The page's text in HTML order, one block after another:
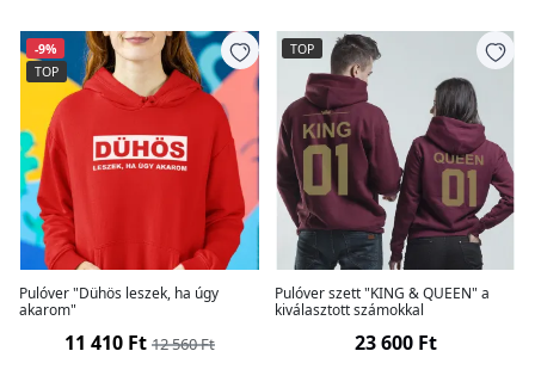
-9%
TOP
Pulóver "Dühös leszek, ha úgy
akarom"
11 410 Ft 12 560 Ft
TOP
Pulóver szett "KING & QUEEN" a
kiválasztott számokkal
23 600 Ft